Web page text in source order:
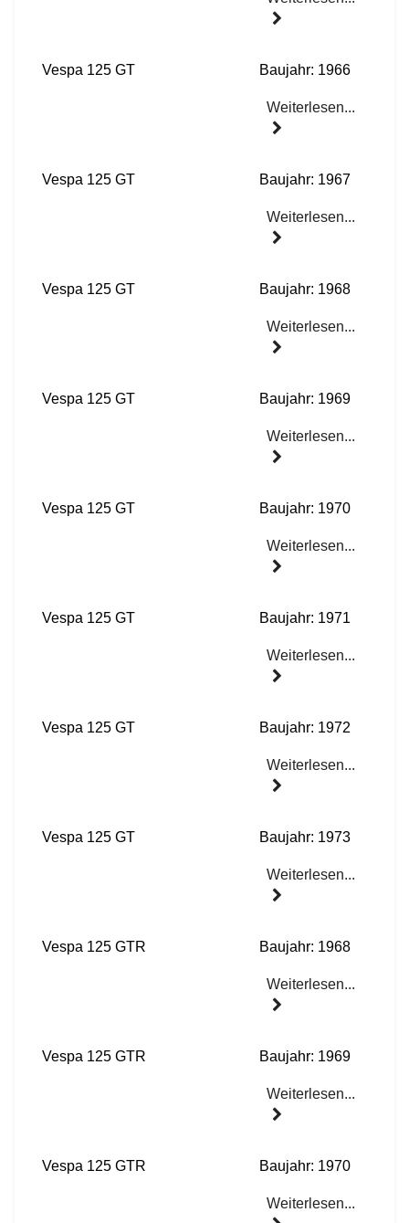
Vespa 125 GT Baujahr: 1966
Weiterlesen...
Vespa 125 GT Baujahr: 1967
Weiterlesen...
Vespa 125 GT Baujahr: 1968
Weiterlesen...
Vespa 125 GT Baujahr: 1969
Weiterlesen...
Vespa 125 GT Baujahr: 1970
Weiterlesen...
Vespa 125 GT Baujahr: 1971
Weiterlesen...
Vespa 125 GT Baujahr: 1972
Weiterlesen...
Vespa 125 GT Baujahr: 1973
Weiterlesen...
Vespa 125 GTR Baujahr: 1968
Weiterlesen...
Vespa 125 GTR Baujahr: 1969
Weiterlesen...
Vespa 125 GTR Baujahr: 1970
Weiterlesen...